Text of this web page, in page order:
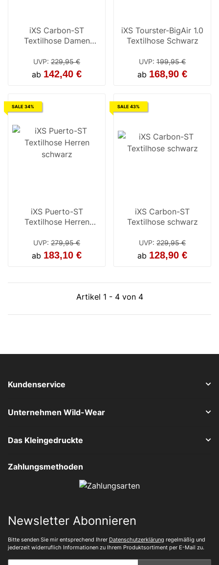
iXS Carbon-ST
Textilhose Damen
UVP: 229,95 €
ab 142,40 €
iXS Tourster-BigAir 1.0
Textilhose Schwarz
UVP: 199,95 €
ab 168,90 €
SALE 34%
iXS Puerto-ST
Textilhose Herren
UVP: 279,95 €
ab 183,10 €
SALE 43%
iXS Carbon-ST
Textilhose schwarz
UVP: 229,95 €
ab 128,90 €
Artikel 1 - 4 von 4
Kundenservice
Unternehmen Wild-Wear
Das Kleingedruckte
Zahlungsmethoden
Newsletter Abonnieren
Bitte senden Sie mir entsprechend Ihrer Datenschutzerklärung regelmäßig und
jederzeit widerruflich Informationen zu Ihrem Produktsortiment per E-Mail zu.